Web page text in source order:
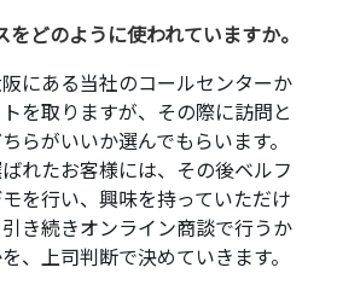
をどのように使われていますか。
阪にある当社のコールセンターか
を取りますが、その際に訪問と
らがいいか選んでもらいます。
れたお客様には、その後ベルフ
を行い、興味を持っていただけ
き続きオンライン商談で行うか
、上司判断で決めていきます。